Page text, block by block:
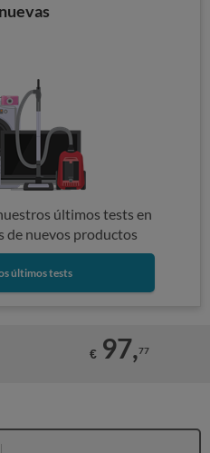
últimos tests en
de nuevos productos
últimos tests
€ 97,77